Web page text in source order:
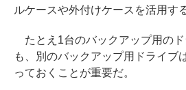
ルケースや外付けケースを活用す
たとえ1台のバックアップ用のド
も、別のバックアップ用ドライブ
っておくことが重要だ。